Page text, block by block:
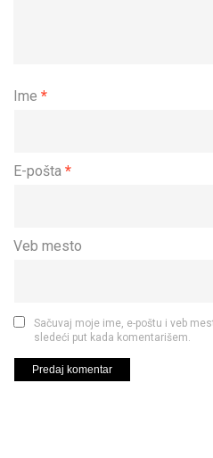
Ime *
E-pošta *
Veb mesto
Sačuvaj moje ime, e-poštu i veb
sledeći put kada komentarišem.